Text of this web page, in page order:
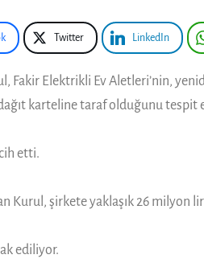
Twitter LinkedIn
Elektrikli Ev Aletleri’nin,
karteline taraf olduğunu tespit
etti.
şirkete yaklaşık 26 milyon
ediliyor.